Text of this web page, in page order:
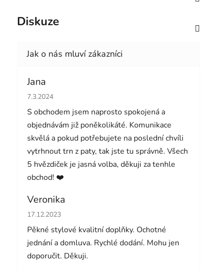
Diskuze
Jana
Hodnocení obchodu je 5 z 5 hvězdiček.
7.3.2024
S obchodem jsem naprosto spokojená a
objednávám již poněkolikáté. Komunikace
skvělá a pokud potřebujete na poslední chvíli
vytrhnout trn z paty, tak jste tu správně. Všech
5 hvězdiček je jasná volba, děkuji za tenhle
obchod! ❤️
Veronika
Hodnocení obchodu je 5 z 5 hvězdiček.
17.12.2023
Pěkné stylové kvalitní doplňky. Ochotné
jednání a domluva. Rychlé dodání. Mohu jen
doporučit. Děkuji.